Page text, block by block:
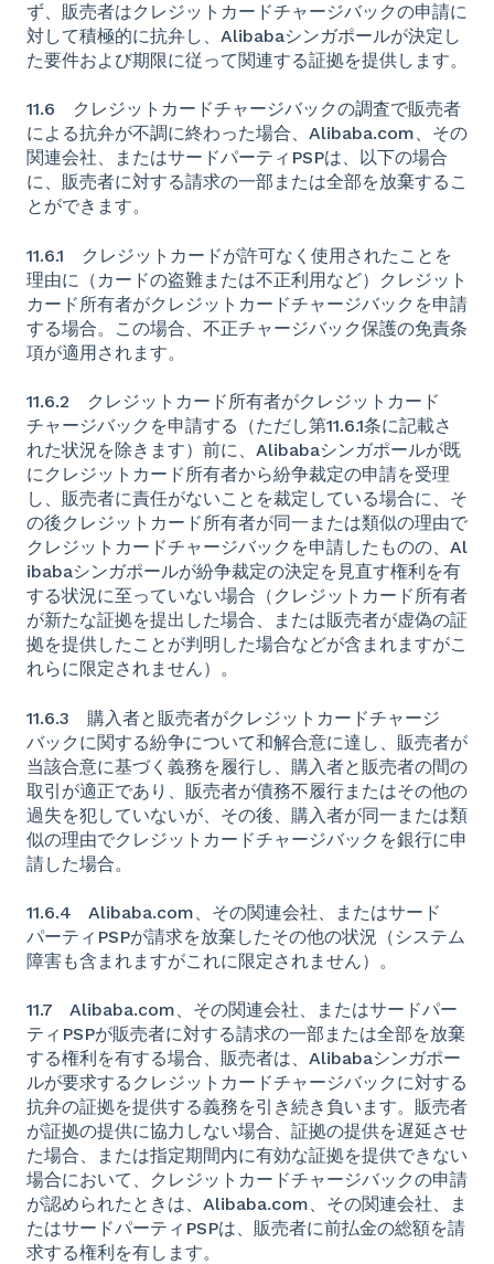
ず、販売者はクレジットカードチャージバックの申請に
対して積極的に抗弁し、Alibabaシンガポールが決定し
た要件および期限に従って関連する証拠を提供します。
11.6 クレジットカードチャージバックの調査で販売者
による抗弁が不調に終わった場合、Alibaba.com、その
関連会社、またはサードパーティPSPは、以下の場合
に、販売者に対する請求の一部または全部を放棄するこ
とができます。
11.6.1 クレジットカードが許可なく使用されたことを
理由に（カードの盗難または不正利用など）クレジット
カード所有者がクレジットカードチャージバックを申請
する場合。この場合、不正チャージバック保護の免責条
項が適用されます。
11.6.2 クレジットカード所有者がクレジットカード
チャージバックを申請する（ただし第11.6.1条に記載さ
れた状況を除きます）前に、Alibabaシンガポールが既
にクレジットカード所有者から紛争裁定の申請を受理
し、販売者に責任がないことを裁定している場合に、そ
の後クレジットカード所有者が同一または類似の理由で
クレジットカードチャージバックを申請したものの、Al
ibabaシンガポールが紛争裁定の決定を見直す権利を有
する状況に至っていない場合（クレジットカード所有者
が新たな証拠を提出した場合、または販売者が虚偽の証
拠を提供したことが判明した場合などが含まれますがこ
れらに限定されません）。
11.6.3 購入者と販売者がクレジットカードチャージ
バックに関する紛争について和解合意に達し、販売者が
当該合意に基づく義務を履行し、購入者と販売者の間の
取引が適正であり、販売者が債務不履行またはその他の
過失を犯していないが、その後、購入者が同一または類
似の理由でクレジットカードチャージバックを銀行に申
請した場合。
11.6.4 Alibaba.com、その関連会社、またはサード
パーティPSPが請求を放棄したその他の状況（システム
障害も含まれますがこれに限定されません）。
11.7 Alibaba.com、その関連会社、またはサードパー
ティPSPが販売者に対する請求の一部または全部を放棄
する権利を有する場合、販売者は、Alibabaシンガポー
ルが要求するクレジットカードチャージバックに対する
抗弁の証拠を提供する義務を引き続き負います。販売者
が証拠の提供に協力しない場合、証拠の提供を遅延させ
た場合、または指定期間内に有効な証拠を提供できない
場合において、クレジットカードチャージバックの申請
が認められたときは、Alibaba.com、その関連会社、ま
たはサードパーティPSPは、販売者に前払金の総額を請
求する権利を有します。